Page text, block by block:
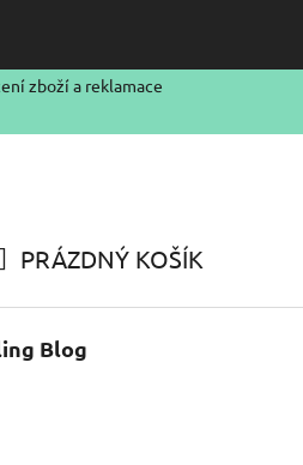
zboží a reklamace
PRÁZDNÝ KOŠÍK
Blog